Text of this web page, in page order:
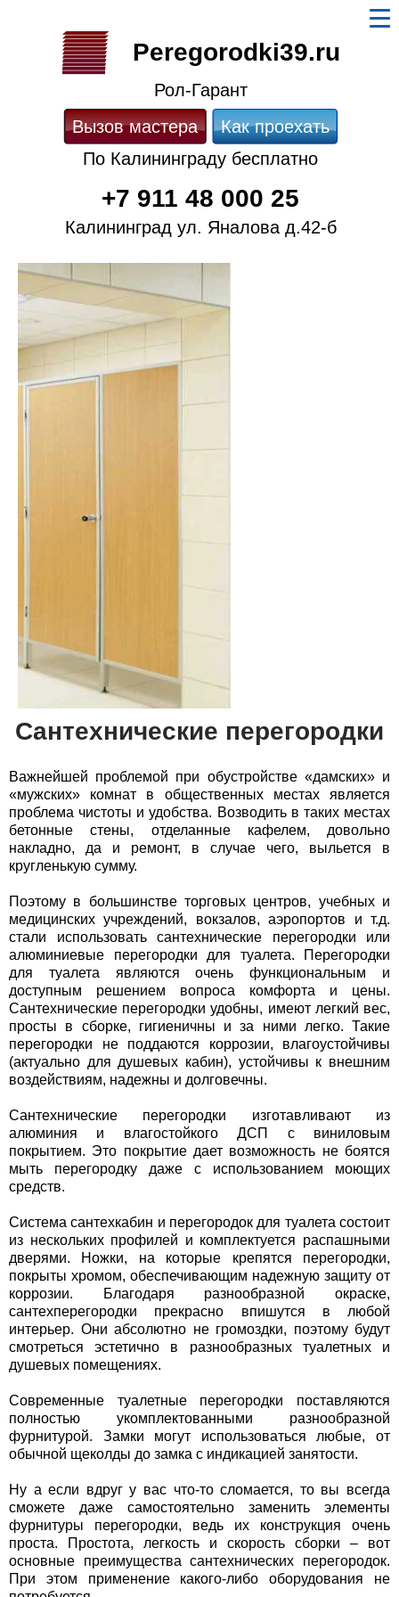
Peregorodki39.ru
Рол-Гарант
Вызов мастера
Как проехать
По Калининграду бесплатно
+7 911 48 000 25
Калининград ул. Яналова д.42-б
Сантехнические перегородки
Важнейшей проблемой при обустройстве «дамских» и
«мужских» комнат в общественных местах является
проблема чистоты и удобства. Возводить в таких местах
бетонные стены, отделанные кафелем, довольно
накладно, да и ремонт, в случае чего, выльется в
кругленькую сумму.
Поэтому в большинстве торговых центров, учебных и
медицинских учреждений, вокзалов, аэропортов и т.д.
стали использовать сантехнические перегородки или
алюминиевые перегородки для туалета. Перегородки
для туалета являются очень функциональным и
доступным решением вопроса комфорта и цены.
Сантехнические перегородки удобны, имеют легкий вес,
просты в сборке, гигиеничны и за ними легко. Такие
перегородки не поддаются коррозии, влагоустойчивы
(актуально для душевых кабин), устойчивы к внешним
воздействиям, надежны и долговечны.
Сантехнические перегородки изготавливают из
алюминия и влагостойкого ДСП с виниловым
покрытием. Это покрытие дает возможность не боятся
мыть перегородку даже с использованием моющих
средств.
Система сантехкабин и перегородок для туалета состоит
из нескольких профилей и комплектуется распашными
дверями. Ножки, на которые крепятся перегородки,
покрыты хромом, обеспечивающим надежную защиту от
коррозии. Благодаря разнообразной окраске,
сантехперегородки прекрасно впишутся в любой
интерьер. Они абсолютно не громоздки, поэтому будут
смотреться эстетично в разнообразных туалетных и
душевых помещениях.
Современные туалетные перегородки поставляются
полностью укомплектованными разнообразной
фурнитурой. Замки могут использоваться любые, от
обычной щеколды до замка с индикацией занятости.
Ну а если вдруг у вас что-то сломается, то вы всегда
сможете даже самостоятельно заменить элементы
фурнитуры перегородки, ведь их конструкция очень
проста. Простота, легкость и скорость сборки – вот
основные преимущества сантехнических перегородок.
При этом применение какого-либо оборудования не